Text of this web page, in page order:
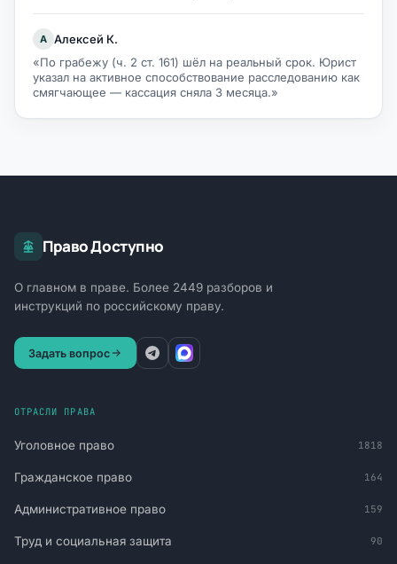
А Алексей К.
«По грабежу (ч. 2 ст. 161) шёл на реальный срок. Юрист
указал на активное способствование расследованию как
смягчающее — кассация сняла 3 месяца.»
Право Доступно
О главном в праве. Более 2449 разборов и
инструкций по российскому праву.
Задать вопрос
ОТРАСЛИ ПРАВА
Уголовное право 1818
Гражданское право 164
Административное право 159
Труд и социальная защита 90